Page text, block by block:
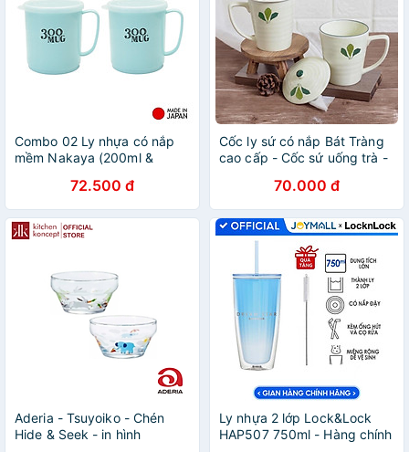
Combo 02 Ly nhựa có nắp
mềm Nakaya (200ml &
vi sóng hàng nội địa Nhật
Bản (Made in Japan)
72.500 đ
Cốc ly sứ có nắp Bát Tràng
cao cấp - Cốc sứ uống trà -
nắp giá rẻ70.000 đ
Aderia - Tsuyoiko - Chén
Hide & Seek - in hình
Ly nhựa 2 lớp Lock&Lock
HAP507 750ml - Hàng chính